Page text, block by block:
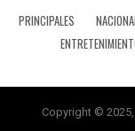
PRINCIPALES
Copyright ©